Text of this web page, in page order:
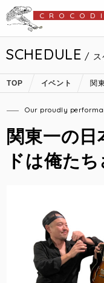
SCHEDULE / ス
TOP イベント 関
Our proudly
関東一の
ドは俺たち